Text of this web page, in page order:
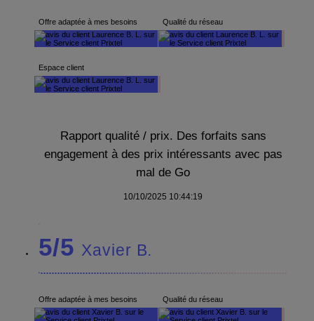
Offre adaptée à mes besoins Qualité du réseau
Espace client
Rapport qualité / prix. Des forfaits sans
engagement à des prix intéressants avec pas
mal de Go
10/10/2025 10:44:19
5/5 Xavier B.
Offre adaptée à mes besoins Qualité du réseau